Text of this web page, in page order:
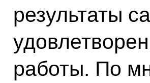
результаты
работы. По